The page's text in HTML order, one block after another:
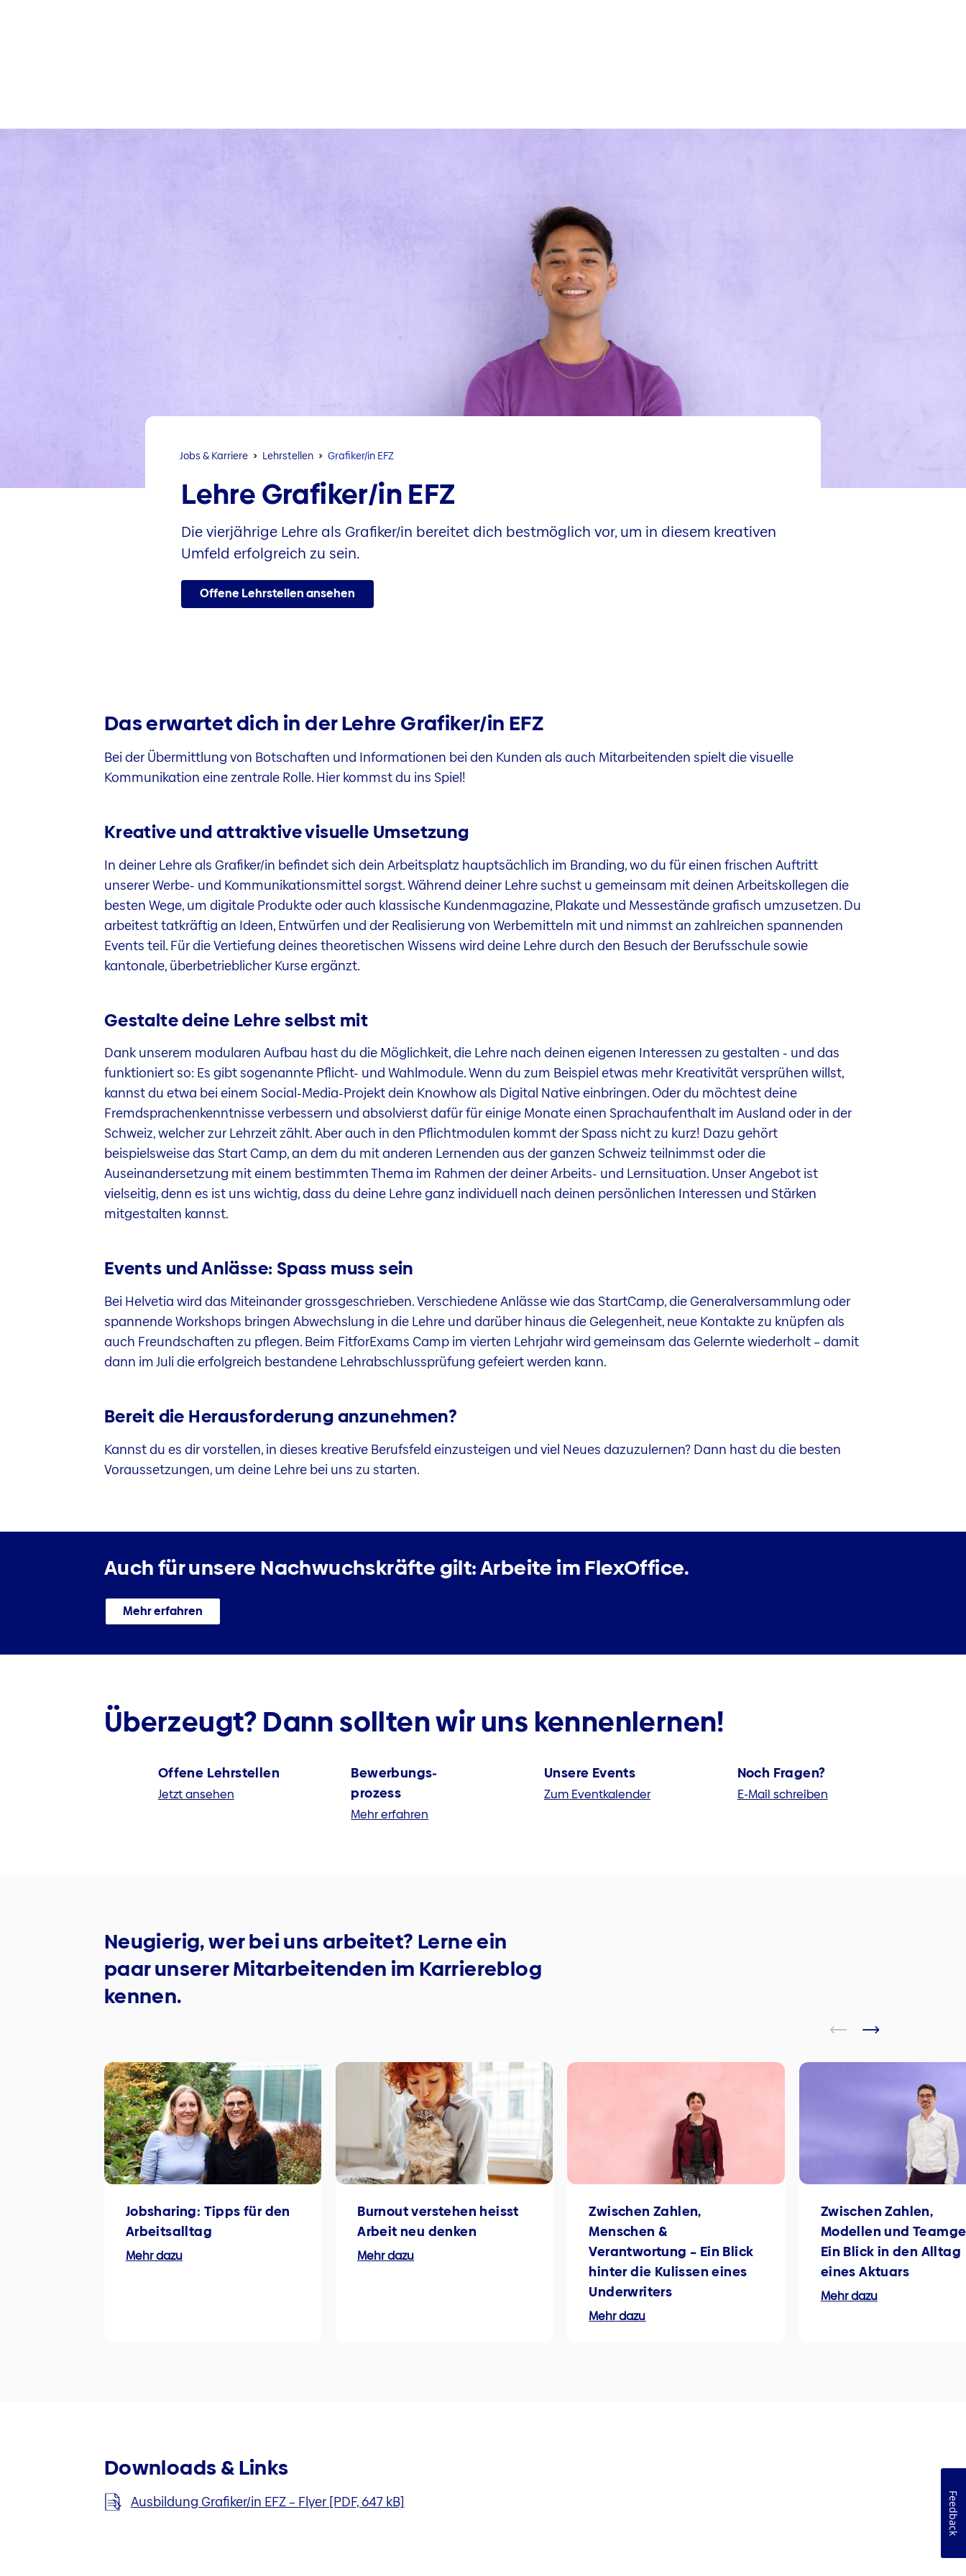
Jobs & Karriere Lehrstellen Grafiker/in EFZ
Lehre Grafiker/in EFZ
Die vierjährige Lehre als Grafiker/in bereitet dich bestmöglich vor, um in diesem kreativen
Umfeld erfolgreich zu sein.
Offene Lehrstellen ansehen
Das erwartet dich in der Lehre Grafiker/in EFZ
Bei der Übermittlung von Botschaften und Informationen bei den Kunden als auch Mitarbeitenden spielt die visuelle
Kommunikation eine zentrale Rolle. Hier kommst du ins Spiel!
Kreative und attraktive visuelle Umsetzung
In deiner Lehre als Grafiker/in befindet sich dein Arbeitsplatz hauptsächlich im Branding, wo du für einen frischen Auftritt
unserer Werbe- und Kommunikationsmittel sorgst. Während deiner Lehre suchst u gemeinsam mit deinen Arbeitskollegen die
besten Wege, um digitale Produkte oder auch klassische Kundenmagazine, Plakate und Messestände grafisch umzusetzen. Du
arbeitest tatkräftig an Ideen, Entwürfen und der Realisierung von Werbemitteln mit und nimmst an zahlreichen spannenden
Events teil. Für die Vertiefung deines theoretischen Wissens wird deine Lehre durch den Besuch der Berufsschule sowie
kantonale, überbetrieblicher Kurse ergänzt.
Gestalte deine Lehre selbst mit
Dank unserem modularen Aufbau hast du die Möglichkeit, die Lehre nach deinen eigenen Interessen zu gestalten - und das
funktioniert so: Es gibt sogenannte Pflicht- und Wahlmodule. Wenn du zum Beispiel etwas mehr Kreativität versprühen willst,
kannst du etwa bei einem Social-Media-Projekt dein Knowhow als Digital Native einbringen. Oder du möchtest deine
Fremdsprachenkenntnisse verbessern und absolvierst dafür für einige Monate einen Sprachaufenthalt im Ausland oder in der
Schweiz, welcher zur Lehrzeit zählt. Aber auch in den Pflichtmodulen kommt der Spass nicht zu kurz! Dazu gehört
beispielsweise das Start Camp, an dem du mit anderen Lernenden aus der ganzen Schweiz teilnimmst oder die
Auseinandersetzung mit einem bestimmten Thema im Rahmen der deiner Arbeits- und Lernsituation. Unser Angebot ist
vielseitig, denn es ist uns wichtig, dass du deine Lehre ganz individuell nach deinen persönlichen Interessen und Stärken
mitgestalten kannst.
Events und Anlässe: Spass muss sein
Bei Helvetia wird das Miteinander grossgeschrieben. Verschiedene Anlässe wie das StartCamp, die Generalversammlung oder
spannende Workshops bringen Abwechslung in die Lehre und darüber hinaus die Gelegenheit, neue Kontakte zu knüpfen als
auch Freundschaften zu pflegen. Beim FitforExams Camp im vierten Lehrjahr wird gemeinsam das Gelernte wiederholt – damit
dann im Juli die erfolgreich bestandene Lehrabschlussprüfung gefeiert werden kann.
Bereit die Herausforderung anzunehmen?
Kannst du es dir vorstellen, in dieses kreative Berufsfeld einzusteigen und viel Neues dazuzulernen? Dann hast du die besten
Voraussetzungen, um deine Lehre bei uns zu starten.
Auch für unsere Nachwuchskräfte gilt:Arbeite im FlexOffice.
Mehr erfahren
Überzeugt? Dann sollten wir uns kennenlernen!
Offene Lehrstellen
Jetzt ansehen
Bewerbungs­
prozess
Mehr erfahren
Unsere Events
Zum Eventkalender
Noch Fragen?
E-Mail schreiben
Neugierig, wer bei uns arbeitet? Lerne ein
paar unserer Mitarbeitenden im Karriereblog
kennen.
Jobsharing: Tipps für den
Arbeitsalltag
Mehr dazu
Burnout verstehen heisst
Arbeit neu denken
Mehr dazu
Zwischen Zahlen,
Menschen &
Verantwortung – Ein Blick
hinter die Kulissen eines
Underwriters
Mehr dazu
Zwischen Zahlen,
Modellen und
Ein Blick in den Alltag
eines Aktuars
Mehr dazu
Downloads & Links
Ausbildung Grafiker/in EFZ – Flyer [PDF, 647 kB] Feedback